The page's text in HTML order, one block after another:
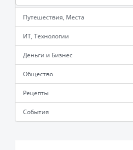
Путешествия, Места
ИТ, Технологии
Деньги и Бизнес
Общество
Рецепты
События